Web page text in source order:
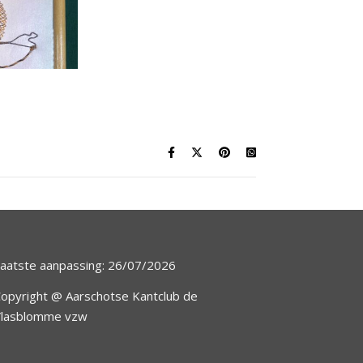
aanpassing: 26/07/2026
@ Aarschotse Kantclub de
vzw